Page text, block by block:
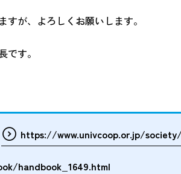
が、よろしくお願いします。
す。
https://www.univcoop.or.jp/
handbook_1649.html